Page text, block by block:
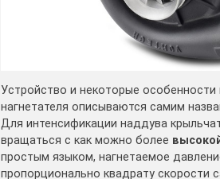
Устройство и некоторые
нагнетателя описываются самим
Для интенсификации наддува
вращаться с как можно более
простым языком, нагнетаемое
пропорционально квадрату скорости